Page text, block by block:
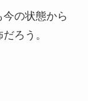
の状態から
ろう。